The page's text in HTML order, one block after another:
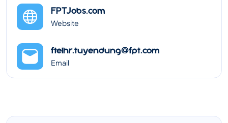
FPTJobs.com
Website
ftelhr.tuyendung@fpt.com
Email